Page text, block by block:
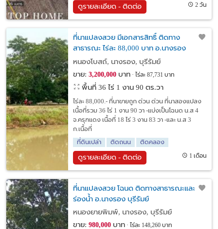
ดูรายละเอียด - ติดต่อ 2 วัน
ที่นาแปลงสวย มีเอกสารสิทธิ์ ติดทาง
สาธารณะ ไ่ร่ละ 88,000 บาท อ.นางรอง
บุรีรัมย์
หนองโบสถ์, นางรอง, บุรีรัมย์
ขาย: 3,200,000บาท ไร่ละ 87,731 บาท
พื้นที่ 36 ไร่ 1 งาน 90 ตร.วา
ไร่ละ 88,000.- ที่นาขายถูก ด่วน ด่วน ที่นาสองแปลง
เนื้อที่รวม 36 ไร่ 1 งาน 90 วา -แบ่งเป็นโฉนด น.ส 4
จ.ครุฑแดง เนื้อที่ 18 ไร่ 3 งาน 83 วา -และ น.ส 3
ก.เนื้อที่
ที่ดินเปล่า
ติดถนน ติดคลอง
ดูรายละเอียด - ติดต่อ 1 เดือน
ที่นาแปลงสวย โฉนด ติดทางสาธารณะและ
ร่องน้ำ อ.นางรอง บุรีรัมย์
หนองยายพิมพ์, นางรอง, บุรีรัมย์
ขาย: 980,000บาท ไร่ละ 148,260 บาท